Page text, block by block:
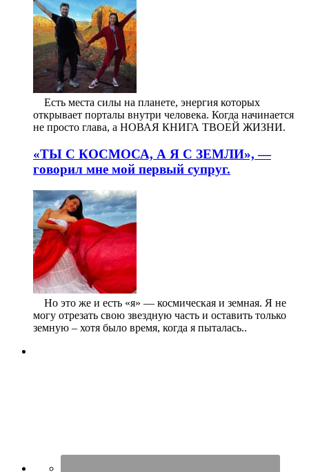
⠀ Есть места силы на планете, энергия которых
открывает порталы внутри человека. Когда начинается
не просто глава, а НОВАЯ КНИГА ТВОЕЙ ЖИЗНИ.
«ТЫ С КОСМОСА, А Я С ЗЕМЛИ», —
говорил мне мой первый супруг.
⠀ Но это же и есть «я» — космическая и земная. Я не
могу отрезать свою звездную часть и оставить только
земную – хотя было время, когда я пыталась..